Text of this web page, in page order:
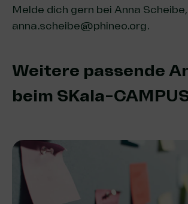
Melde dich gern bei Anna Scheibe,
anna.scheibe@phineo.org.
Weitere passende
beim SKala-